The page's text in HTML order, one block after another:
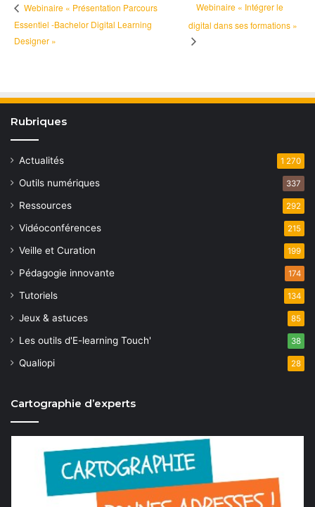
Webinaire « Présentation Parcours
Essentiel -Bachelor Digital Learning
Designer »
Webinaire « Intégrer le
digital dans ses formations »
Rubriques
Actualités 1 270
Outils numériques 337
Ressources 292
Vidéoconférences 215
Veille et Curation 199
Pédagogie innovante 174
Tutoriels 134
Jeux & astuces 85
Les outils d'E-learning Touch' 38
Qualiopi 28
Cartographie d’experts